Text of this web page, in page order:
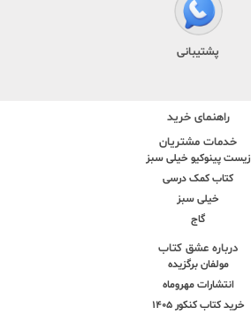
پشتیبانی
راهنمای خرید
خدمات مشتریان
زیست پینوکیو خیلی سبز
کتاب کمک درسی
خیلی سبز
گاج
درباره عشق کتاب
مولفان برگزیده
انتشارات مهروماه
خرید کتاب کنکور 1405